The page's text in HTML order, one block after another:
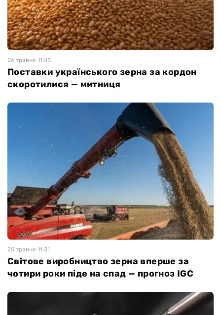
26 травня 11:45
Поставки українського зерна за кордон
скоротилися — митниця
25 травня 11:31
Світове виробництво зерна вперше за
чотири роки піде на спад — прогноз IGC